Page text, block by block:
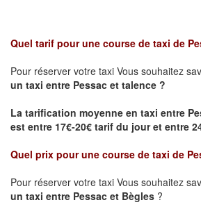
Quel tarif pour une course de taxi de
Pour réserver votre taxi Vous souhaitez
un taxi entre Pessac et talence ?
La tarification moyenne en taxi entre
est entre 17€-20€ tarif du jour et entre
Quel prix pour une course de taxi de
Pour réserver votre taxi Vous souhaitez
un taxi entre Pessac et Bègles ?